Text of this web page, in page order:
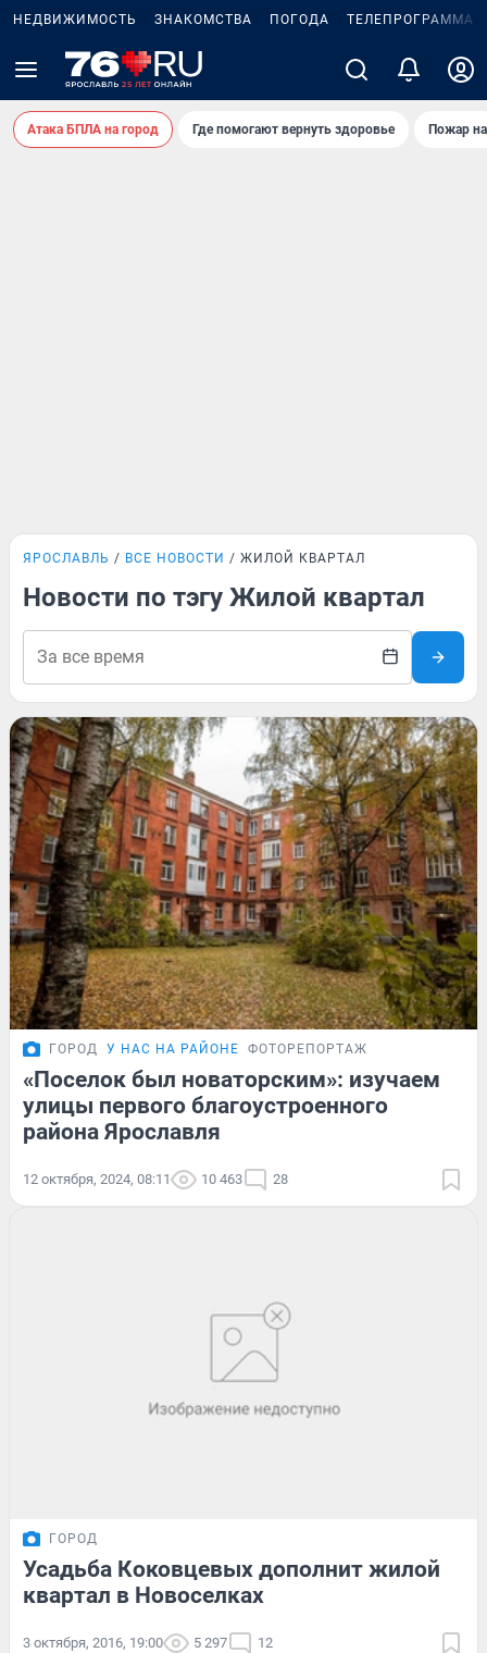
НЕДВИЖИМОСТЬ ЗНАКОМСТВА ПОГОДА ТЕЛЕПРОГРАММА
Атака БПЛА на город Где помогают вернуть здоровье Пожар
ЯРОСЛАВЛЬ ВСЕ НОВОСТИ ЖИЛОЙ КВАРТАЛ
Новости по тэгу Жилой квартал
ГОРОД У НАС НА РАЙОНЕ ФОТОРЕПОРТАЖ
«Поселок был новаторским»: изучаем
улицы первого благоустроенного
района Ярославля
12 октября, 2024, 08:11 10 463 28
ГОРОД
Усадьба Коковцевых дополнит жилой
квартал в Новоселках
3 октября, 2016, 19:00 5 297 12